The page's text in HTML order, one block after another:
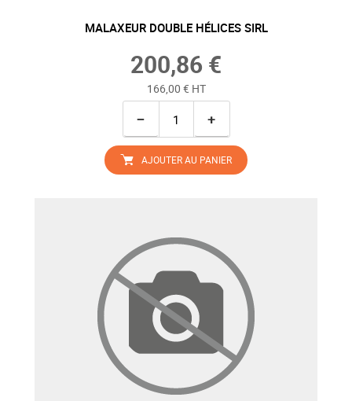
MALAXEUR DOUBLE HÉLICES SIRL
200,86 €
166,00 € HT
− +
AJOUTER AU PANIER